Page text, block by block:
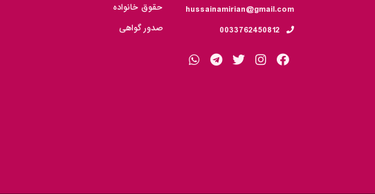
hussainamirian@gmail.com
0033762450812
حقوق خانواده
صدور گواهی